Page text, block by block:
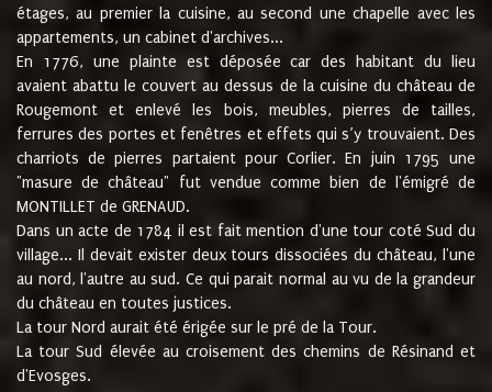
étages, au premier la cuisine, au second une chapelle avec les
appartements, un cabinet d'archives...
En 1776, une plainte est déposée car des habitant du lieu
avaient abattu le couvert au dessus de la cuisine du château de
Rougemont et enlevé les bois, meubles, pierres de tailles,
ferrures des portes et fenêtres et effets qui s’y trouvaient. Des
charriots de pierres partaient pour Corlier. En juin 1795 une
"masure de château" fut vendue comme bien de l'émigré de
MONTILLET de GRENAUD.
Dans un acte de 1784 il est fait mention d'une tour coté Sud du
village... Il devait exister deux tours dissociées du château, l'une
au nord, l'autre au sud. Ce qui parait normal au vu de la grandeur
du château en toutes justices.
La tour Nord aurait été érigée sur le pré de la Tour.
La tour Sud élevée au croisement des chemins de Résinand et
d'Evosges.